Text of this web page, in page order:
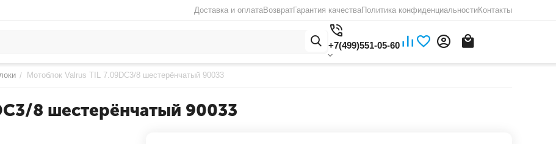
Доставка и оплатаВозвратГарантия качестваПолитика конфиденциальностиКонтакты
+7(499)551-05-60
/ Мотоблок Valrus TIL 7.09DC3/8 шестерёнчатый 90033
8 шестерёнчатый 90033